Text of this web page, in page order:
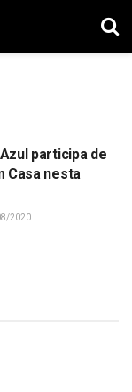
participa de
Casa nesta
2020